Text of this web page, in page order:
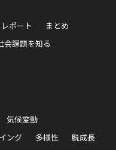
レポート
まとめ
会課題を知る
気候変動
ング 多様性 脱成長